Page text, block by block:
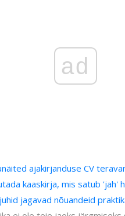
ad
ajakirjanduse CV
kaaskirja, mis satub 'jah'
jagavad nõuandeid